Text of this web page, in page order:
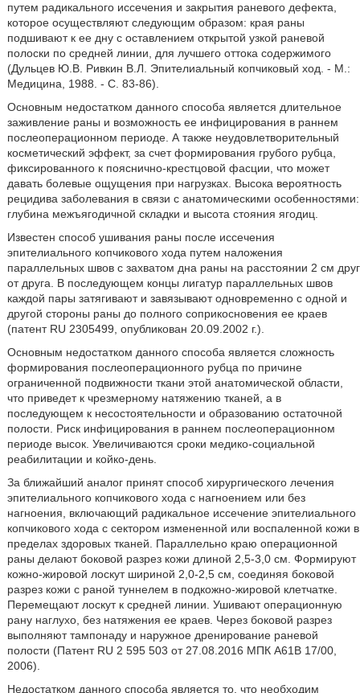
путем радикального иссечения и закрытия раневого дефекта,
которое осуществляют следующим образом: края раны
подшивают к ее дну с оставлением открытой узкой раневой
полоски по средней линии, для лучшего оттока содержимого
(Дульцев Ю.В. Ривкин В.Л. Эпителиальный копчиковый ход. - М.:
Медицина, 1988. - С. 83-86).
Основным недостатком данного способа является длительное
заживление раны и возможность ее инфицирования в раннем
послеоперационном периоде. А также неудовлетворительный
косметический эффект, за счет формирования грубого рубца,
фиксированного к пояснично-крестцовой фасции, что может
давать болевые ощущения при нагрузках. Высока вероятность
рецидива заболевания в связи с анатомическими особенностями:
глубина межъягодичной складки и высота стояния ягодиц.
Известен способ ушивания раны после иссечения
эпителиального копчикового хода путем наложения
параллельных швов с захватом дна раны на расстоянии 2 см друг
от друга. В последующем концы лигатур параллельных швов
каждой пары затягивают и завязывают одновременно с одной и
другой стороны раны до полного соприкосновения ее краев
(патент RU 2305499, опубликован 20.09.2002 г.).
Основным недостатком данного способа является сложность
формирования послеоперационного рубца по причине
ограниченной подвижности ткани этой анатомической области,
что приведет к чрезмерному натяжению тканей, а в
последующем к несостоятельности и образованию остаточной
полости. Риск инфицирования в раннем послеоперационном
периоде высок. Увеличиваются сроки медико-социальной
реабилитации и койко-день.
За ближайший аналог принят способ хирургического лечения
эпителиального копчикового хода с нагноением или без
нагноения, включающий радикальное иссечение эпителиального
копчикового хода с сектором измененной или воспаленной кожи в
пределах здоровых тканей. Параллельно краю операционной
раны делают боковой разрез кожи длиной 2,5-3,0 см. Формируют
кожно-жировой лоскут шириной 2,0-2,5 см, соединяя боковой
разрез кожи с раной туннелем в подкожно-жировой клетчатке.
Перемещают лоскут к средней линии. Ушивают операционную
рану наглухо, без натяжения ее краев. Через боковой разрез
выполняют тампонаду и наружное дренирование раневой
полости (Патент RU 2 595 503 от 27.08.2016 МПК А61В 17/00,
2006).
Недостатком данного способа является то, что необходим